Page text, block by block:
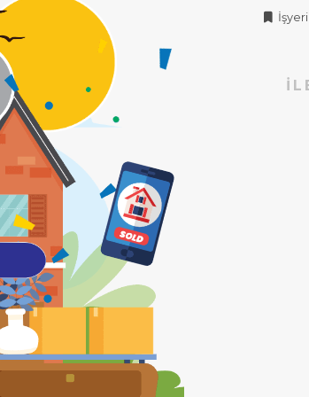
İşyeri